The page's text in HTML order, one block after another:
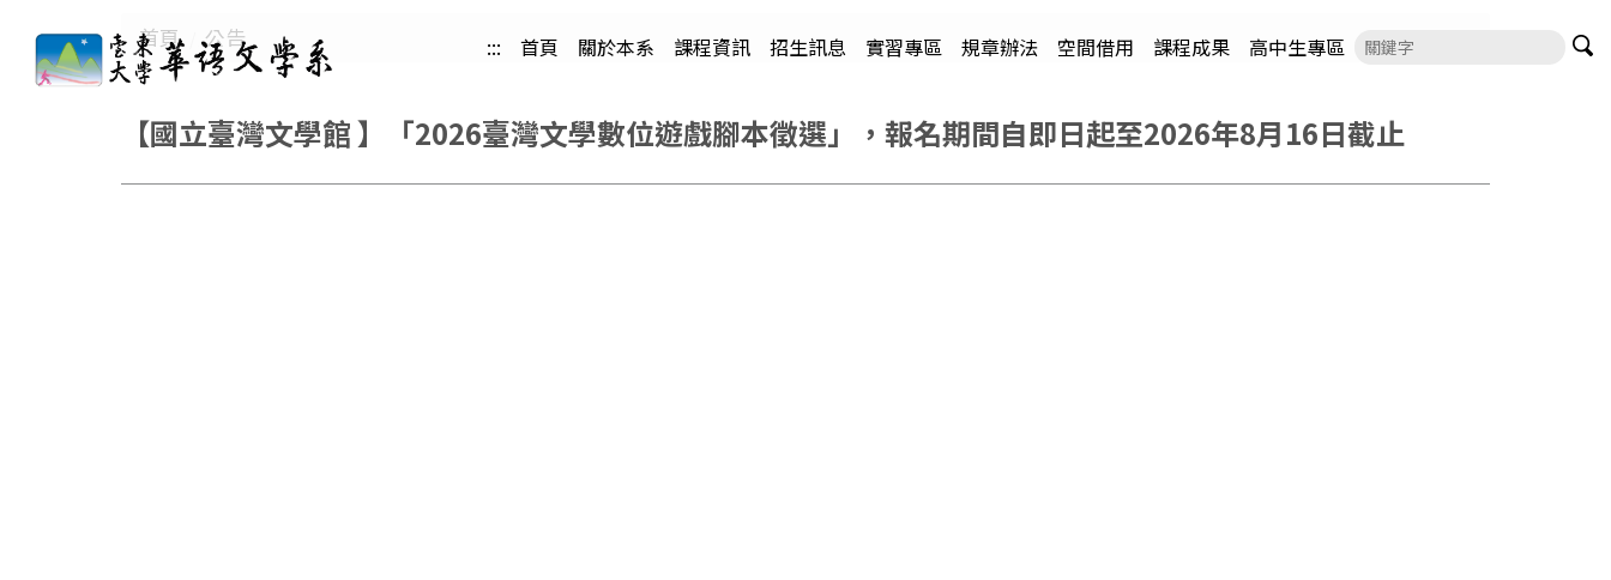
::: 首頁 關於本系 課程資訊 招生訊息 實習專區 規章辦法 空間借用 課程成果 高中生專區
首頁 公告
【國立臺灣文學館 】「2026臺灣文學數位遊戲腳本徵選」，報名期間自即日起至2026年8月16日截止